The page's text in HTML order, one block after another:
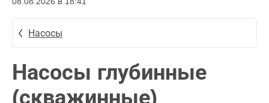
Насосы
Насосы глубинные
(скважинные)